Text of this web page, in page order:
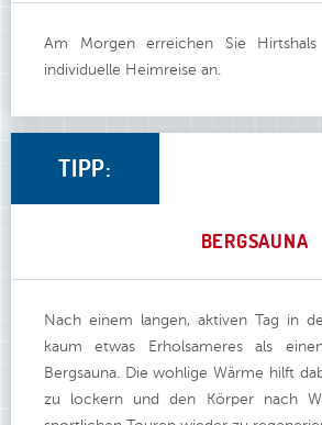
Am Morgen erreichen Sie
individuelle Heimreise an.
TIPP:
BERGSAUNA
Nach einem langen, aktiven Tag in
kaum etwas Erholsameres als
Bergsauna. Die wohlige Wärme hilft
zu lockern und den Körper nach